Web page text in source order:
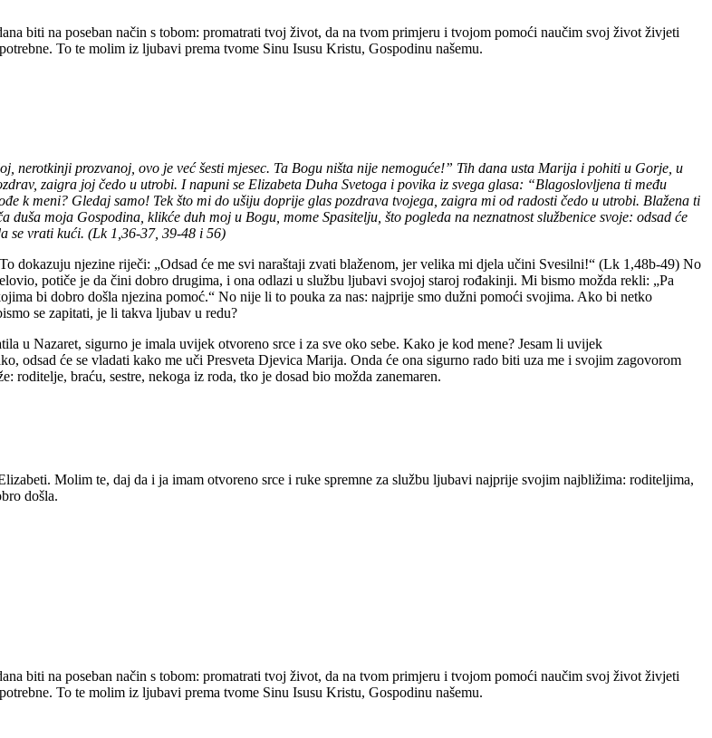
biti na poseban način s tobom: promatrati tvoj život, da na tvom primjeru i tvojom pomoći naučim svoj život živjeti
To te molim iz ljubavi prema tvome Sinu Isusu Kristu, Gospodinu našemu.
nerotkinji prozvanoj, ovo je već šesti mjesec. Ta Bogu ništa nije nemoguće!” Tih dana usta Marija i pohiti u Gorje, u
zaigra joj čedo u utrobi. I napuni se Elizabeta Duha Svetoga i povika iz svega glasa: “Blagoslovljena ti među
k meni? Gledaj samo! Tek što mi do ušiju doprije glas pozdrava tvojega, zaigra mi od radosti čedo u utrobi. Blažena ti
moja Gospodina, klikće duh moj u Bogu, mome Spasitelju, što pogleda na neznatnost službenice svoje: odsad će
se vrati kući. (Lk 1,36-37, 39-48 i 56)
dokazuju njezine riječi: „Odsad će me svi naraštaji zvati blaženom, jer velika mi djela učini Svesilni!“ (Lk 1,48b-49) No
potiče je da čini dobro drugima, i ona odlazi u službu ljubavi svojoj staroj rođakinji. Mi bismo možda rekli: „Pa
bi dobro došla njezina pomoć.“ No nije li to pouka za nas: najprije smo dužni pomoći svojima. Ako bi netko
se zapitati, je li takva ljubav u redu?
u Nazaret, sigurno je imala uvijek otvoreno srce i za sve oko sebe. Kako je kod mene? Jesam li uvijek
odsad će se vladati kako me uči Presveta Djevica Marija. Onda će ona sigurno rado biti uza me i svojim zagovorom
roditelje, braću, sestre, nekoga iz roda, tko je dosad bio možda zanemaren.
Molim te, daj da i ja imam otvoreno srce i ruke spremne za službu ljubavi najprije svojim najbližima: roditeljima,
došla.
biti na poseban način s tobom: promatrati tvoj život, da na tvom primjeru i tvojom pomoći naučim svoj život živjeti
To te molim iz ljubavi prema tvome Sinu Isusu Kristu, Gospodinu našemu.